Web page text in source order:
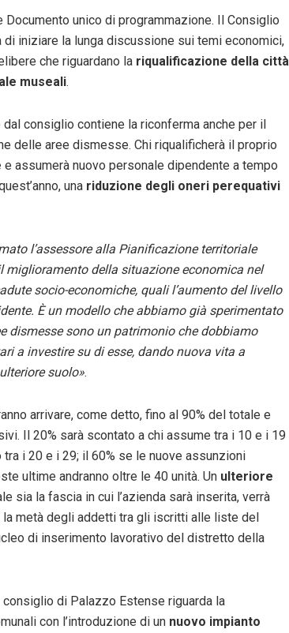
unico di programmazione. Il Consiglio
di iniziare la lunga discussione sui temi economici,
che riguardano la riqualificazione della città
museali.
consiglio contiene la riconferma anche per il
delle aree dismesse. Chi riqualificherà il proprio
e assumerà nuovo personale dipendente a tempo
una riduzione degli oneri perequativi
l’assessore alla Pianificazione territoriale
miglioramento della situazione economica nel
socio-economiche, quali l’aumento del livello
È un modello che abbiamo già sperimentato
dismesse sono un patrimonio che dobbiamo
a investire su di esse, dando nuova vita a
suolo».
arrivare, come detto, fino al 90% del totale e
Il 20% sarà scontato a chi assume tra i 10 e i 19
i 20 e i 29; il 60% se le nuove assunzioni
ultime andranno oltre le 40 unità. Un ulteriore
sia la fascia in cui l’azienda sarà inserita, verrà
la metà degli addetti tra gli iscritti alle liste del
di inserimento lavorativo del distretto della
consiglio di Palazzo Estense riguarda la
con l’introduzione di un nuovo impianto